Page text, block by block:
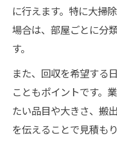
に行えます。特に大掃
場合は、部屋ごとに分
す。
また、回収を希望する
こともポイントです。
たい品目や大きさ、搬
を伝えることで見積も